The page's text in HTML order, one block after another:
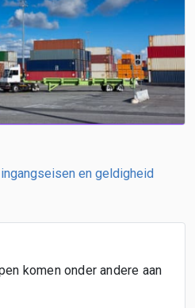
ingangseisen en geldigheid
komen onder andere aan